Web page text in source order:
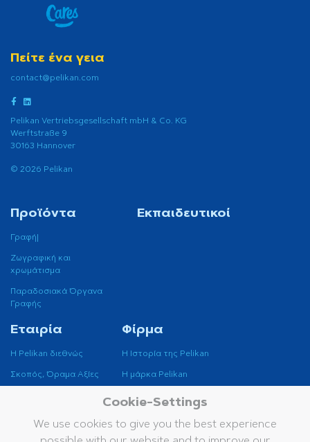
Πείτε ένα γεια
contact@pelikan.com
Pelikan Vertriebsgesellschaft mbH & Co. KG
Werftstraße 9
30163 Hannover
© 2026 Pelikan
Προϊόντα
Γραφή|
Ζωγραφική και
χρωμάτισμα
Παραδοσιακά Όργανα
Γραφής
Εκπαιδευτικοί
Εταιρία
Η Pelikan διεθνώς
Σκοπός, Όραμα Αξίες
Φίρμα
H Ιστορία της Pelikan
H μάρκα Pelikan
Cookie-Settings
We use cookies to give you the best experience